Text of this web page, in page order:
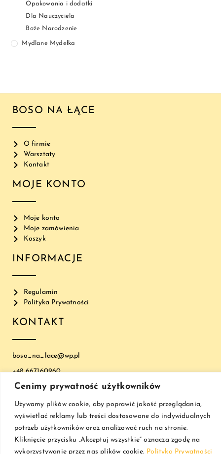
Cenimy prywatność użytkowników
Używamy plików cookie, aby poprawić jakość przeglądania,
wyświetlać reklamy lub treści dostosowane do indywidualnych
potrzeb użytkowników oraz analizować ruch na stronie.
Kliknięcie przycisku „Akceptuj wszystkie” oznacza zgodę na
wykorzystywanie przez nas plików cookie. Polityka Prywatności
Opakowania i dodatki
Dla Nauczyciela
Boże Narodzenie
Mydlane Mydełka
BOSO NA ŁĄCE
O firmie
Warsztaty
Kontakt
MOJE KONTO
Moje konto
Moje zamówienia
Koszyk
INFORMACJE
Regulamin
Polityka Prywatności
KONTAKT
boso_na_lace@wp.pl
+48 667160960